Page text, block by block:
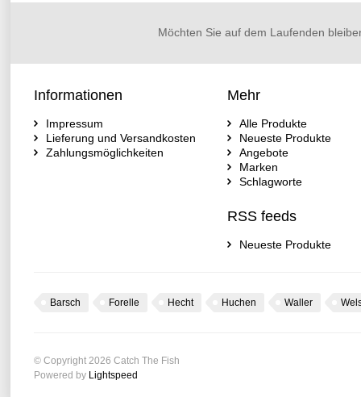
Möchten Sie auf dem Laufenden
Informationen
Impressum
Lieferung und Versandkosten
Zahlungsmöglichkeiten
Mehr
Alle Produkte
Neueste Produkte
Angebote
Marken
Schlagworte
RSS feeds
Neueste Produkte
Barsch Forelle Hecht Huchen Waller
© Copyright 2026 Catch The Fish
Powered by Lightspeed